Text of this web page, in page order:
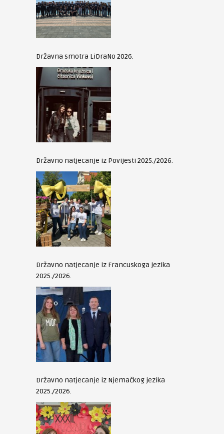
Državna smotra LiDraNo 2026.
Državno natjecanje iz Povijesti 2025./2026.
Državno natjecanje iz Francuskoga jezika
2025./2026.
Državno natjecanje iz Njemačkog jezika
2025./2026.